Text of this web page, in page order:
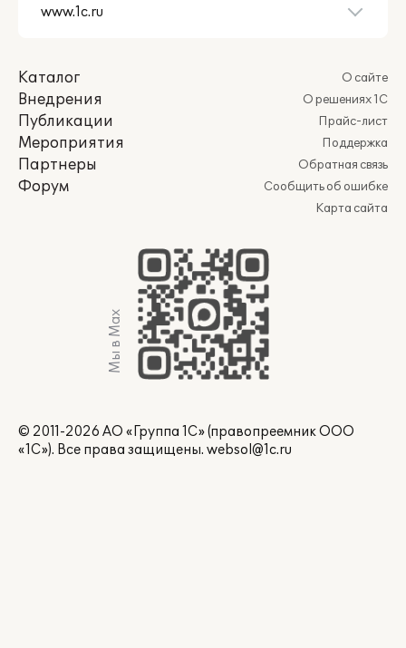
Каталог
Внедрения
Публикации
Мероприятия
Партнеры
Форум
О сайте
О решениях 1С
Прайс-лист
Поддержка
Обратная связь
Сообщить об ошибке
Карта сайта
Мы в Max
© 2011-2026 АО «Группа 1С» (правопреемник ООО
«1С»). Все права защищены. websol@1c.ru